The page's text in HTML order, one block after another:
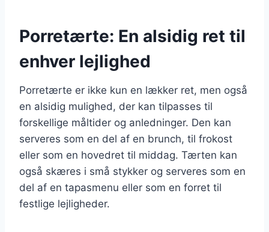
Porretærte: En alsidig ret til
enhver lejlighed
Porretærte er ikke kun en lækker ret, men også
en alsidig mulighed, der kan tilpasses til
forskellige måltider og anledninger. Den kan
serveres som en del af en brunch, til frokost
eller som en hovedret til middag. Tærten kan
også skæres i små stykker og serveres som en
del af en tapasmenu eller som en forret til
festlige lejligheder.